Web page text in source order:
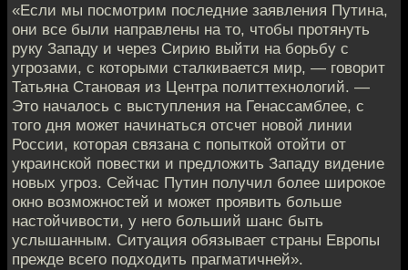
«Если мы посмотрим последние заявления Путина,
они все были направлены на то, чтобы протянуть
руку Западу и через Сирию выйти на борьбу с
угрозами, с которыми сталкивается мир, — говорит
Татьяна Становая из Центра политтехнологий. —
Это началось с выступления на Генассамблее, с
того дня может начинаться отсчет новой линии
России, которая связана с попыткой отойти от
украинской повестки и предложить Западу видение
новых угроз. Сейчас Путин получил более широкое
окно возможностей и может проявить больше
настойчивости, у него больший шанс быть
услышанным. Ситуация обязывает страны Европы
прежде всего подходить прагматичней».​